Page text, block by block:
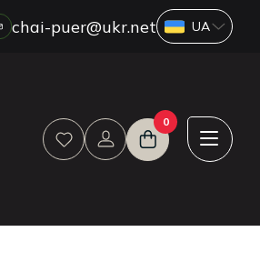
ГУРТ
ДРОП
chai-puer@ukr.net
0